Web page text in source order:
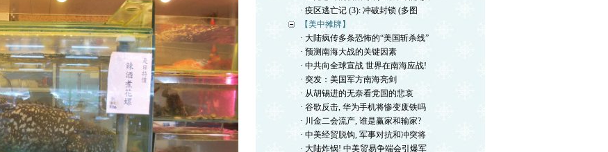
· 疫区逃亡记 (3): 冲破封锁 (多图
【美中摊牌】
· 大陆疯传多条恐怖的“美国斩杀线”
· 预测南海大战的关键因素
· 中共向全球宣战 世界在南海应战!
· 突发：美国军方南海亮剑
· 从胡锡进的无奈看党国的悲哀
· 谷歌反击, 华为手机将惨变废铁吗
· 川金二会流产, 谁是赢家和输家?
· 中美经贸脱钩, 军事对抗和冲突将
· 大陆炸锅! 中美贸易争端会引爆军